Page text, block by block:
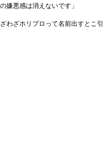
嫌悪感は消えないです」
わざホリプロって名前出すとこ引